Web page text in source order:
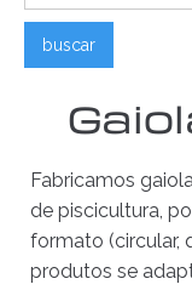
Fabricamos
de piscicultura,
formato (circular,
produtos se